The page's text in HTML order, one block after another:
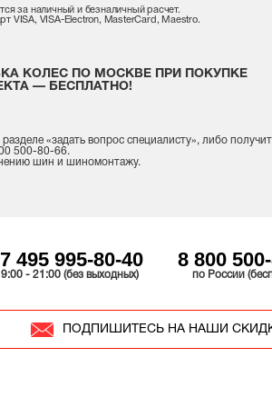
за наличный и безналичный расчет.
VISA, VISA-Electron, MasterCard, Maestro.
КОЛЕС ПО МОСКВЕ ПРИ ПОКУПКЕ
— БЕСПЛАТНО!
разделе «задать вопрос специалисту», либо
500-80-66.
шин и шиномонтажу.
495 995-80-40
- 21:00 (без выходных)
8 800
по России
ПОДПИШИТЕСЬ НА НАШИ